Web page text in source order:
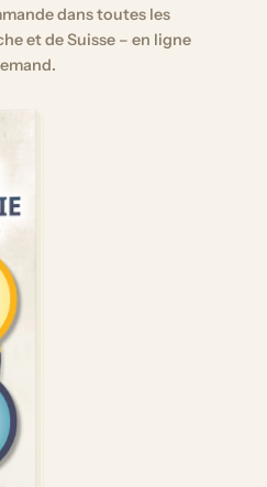
dans toutes les
et de Suisse – en ligne